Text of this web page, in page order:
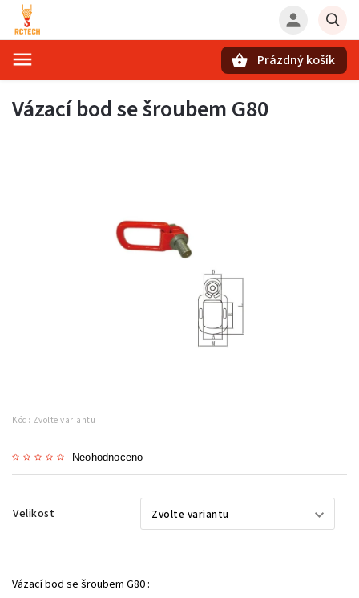
Prázdný košík
Vázací bod se šroubem G80
Kód: Zvolte variantu
Neohodnoceno
Velikost
Vázací bod se šroubem G80 :